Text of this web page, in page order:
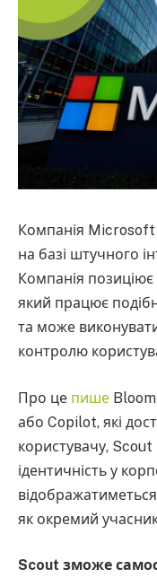
Компанія Microsoft
на базі штучного
Компанія
який працює
та може
контролю
Про це пише
або Copilot, які
користувачу,
ідентичність у
як окремий
Scout зможе